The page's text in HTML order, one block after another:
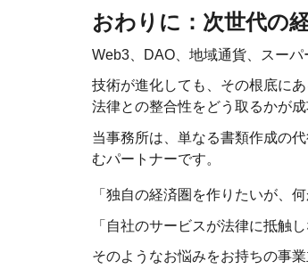
おわりに：次世代の
Web3、DAO、地域通貨、スーパ
技術が進化しても、その根底に
法律との整合性をどう取るかが成
当事務所は、単なる書類作成の
むパートナーです。
「独自の経済圏を作りたいが、
「自社のサービスが法律に抵触し
そのようなお悩みをお持ちの事